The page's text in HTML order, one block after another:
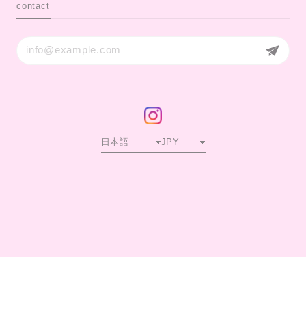
contact